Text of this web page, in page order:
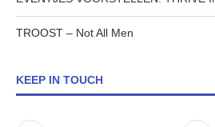
TROOST – Not All Men
KEEP IN TOUCH